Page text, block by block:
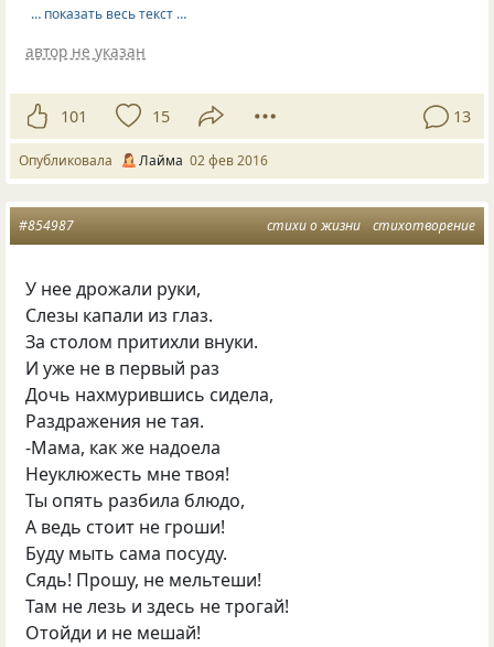
… показать весь текст …
автор не указан
101 15 13
Опубликовала Лайма 02 фев 2016
стихи о жизни стихотворение
#854987
У нее дрожали руки,
Слезы капали из глаз.
За столом притихли внуки.
И уже не в первый раз
Дочь нахмурившись сидела,
Раздражения не тая.
-Мама, как же надоела
Неуклюжесть мне твоя!
Ты опять разбила блюдо,
А ведь стоит не гроши!
Буду мыть сама посуду.
Сядь! Прошу, не мельтеши!
Там не лезь и здесь не трогай!
Отойди и не мешай!